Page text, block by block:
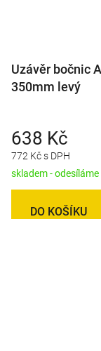
Uzávěr bočnic
350mm levý
772 Kč s DPH
638 Kč
skladem -
DO KOŠÍKU